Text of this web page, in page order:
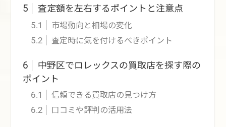
5 査定額を左右するポイントと注意点
5.1 市場動向と相場の変化
5.2 査定時に気を付けるべきポイント
6
中野区でロレックスの買取店を探す際の
ポイント
6.1 信頼できる買取店の見つけ方
6.2 口コミや評判の活用法